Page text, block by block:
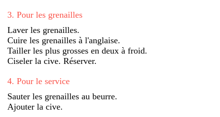
3. Pour les grenailles
Laver les grenailles.
Cuire les grenailles à l'anglaise.
Tailler les plus grosses en deux à froid.
Ciseler la cive. Réserver.
4. Pour le service
Sauter les grenailles au beurre.
Ajouter la cive.